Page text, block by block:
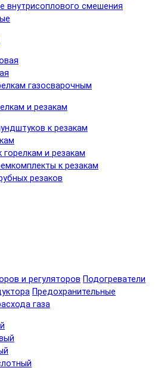
внутрисоплового смешения
газосварочным
и резакам
к резакам
горелкам и резакам
к резакам
резаков
и регуляторов Подогреватели
Предохранительные
газа